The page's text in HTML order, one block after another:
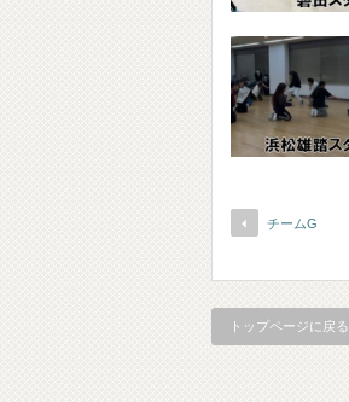
チームG
トップページに戻る